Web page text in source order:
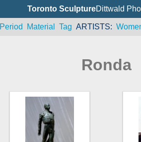
Toronto SculptureDittwald
Period Material Tag ARTISTS
Ronda